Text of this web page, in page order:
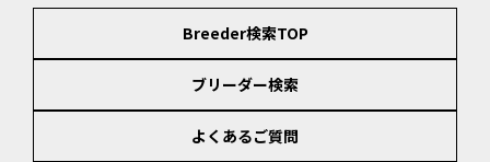
Breeder検索TOP
ブリーダー検索
よくあるご質問